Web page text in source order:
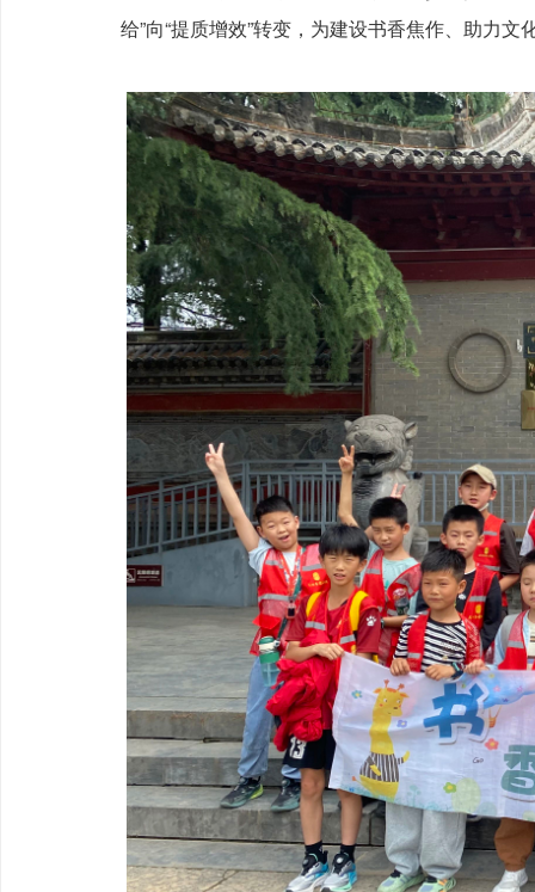
给”向“提质增效”转变，为建设书香焦作、助力